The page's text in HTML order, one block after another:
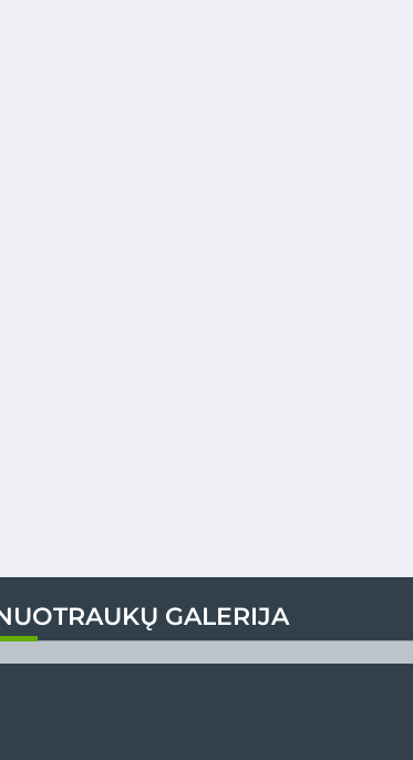
GALERIJA